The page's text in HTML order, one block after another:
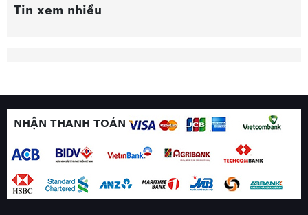
Tin xem nhiều
NHẬN THANH TOÁN